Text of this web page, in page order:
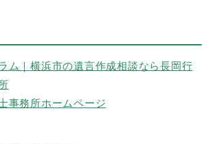
ム｜横浜市の遺言作成相談なら長岡行
事務所ホームページ